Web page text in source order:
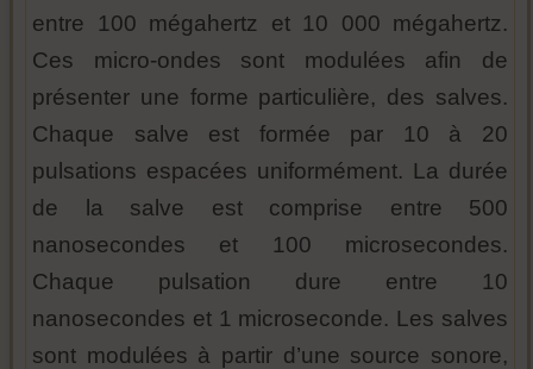
entre 100 mégahertz et 10 000 mégahertz.
Ces micro-ondes sont modulées afin de
présenter une forme particulière, des salves.
Chaque salve est formée par 10 à 20
pulsations espacées uniformément. La durée
de la salve est comprise entre 500
nanosecondes et 100 microsecondes.
Chaque pulsation dure entre 10
nanosecondes et 1 microseconde. Les salves
sont modulées à partir d’une source sonore,